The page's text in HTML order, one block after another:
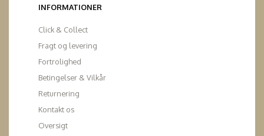
INFORMATIONER
Click & Collect
Fragt og levering
Fortrolighed
Betingelser & Vilkår
Returnering
Kontakt os
Oversigt